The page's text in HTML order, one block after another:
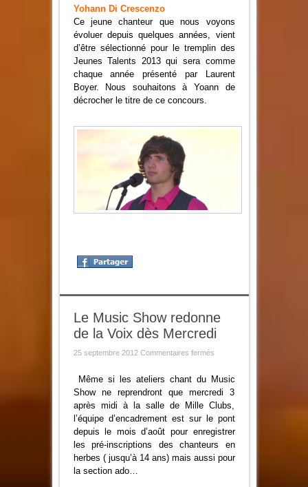
Yohann Di Crescenzo
Ce jeune chanteur que nous voyons
évoluer depuis quelques années, vient
d’être sélectionné pour le tremplin des
Jeunes Talents 2013 qui sera comme
chaque année présenté par Laurent
Boyer. Nous souhaitons à Yoann de
décrocher le titre de ce concours.
Le Music Show redonne
de la Voix dès Mercredi
25 septembre 2012 Commentaires ferméssur
Show
de
la
Voix
dès
Mercredi
Même si les ateliers chant du Music
Show ne reprendront que mercredi 3
après midi à la salle de Mille Clubs,
l’équipe d’encadrement est sur le pont
depuis le mois d’août pour enregistrer
les pré-inscriptions des chanteurs en
herbes ( jusqu’à 14 ans) mais aussi pour
la section ado…